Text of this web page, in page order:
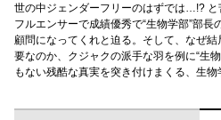
世の中ジェンダーフリーのはずでは…!?
フルエンサーで成績優秀で“生物学部”部
顧問になってくれと迫る。そして、なぜ
要なのか、クジャクの派手な羽を例に“生
もない残酷な真実を突き付けまくる、生物